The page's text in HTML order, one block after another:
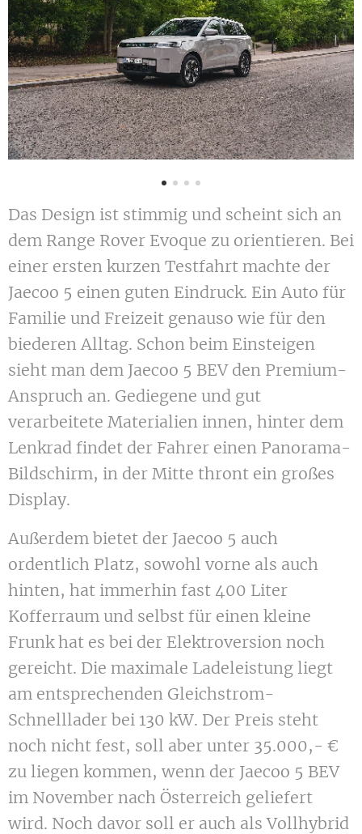
Das Design ist stimmig und scheint sich an
dem Range Rover Evoque zu orientieren. Bei
einer ersten kurzen Testfahrt machte der
Jaecoo 5 einen guten Eindruck. Ein Auto für
Familie und Freizeit genauso wie für den
biederen Alltag. Schon beim Einsteigen
sieht man dem Jaecoo 5 BEV den Premium-
Anspruch an. Gediegene und gut
verarbeitete Materialien innen, hinter dem
Lenkrad findet der Fahrer einen Panorama-
Bildschirm, in der Mitte thront ein großes
Display.
Außerdem bietet der Jaecoo 5 auch
ordentlich Platz, sowohl vorne als auch
hinten, hat immerhin fast 400 Liter
Kofferraum und selbst für einen kleine
Frunk hat es bei der Elektroversion noch
gereicht. Die maximale Ladeleistung liegt
am entsprechenden Gleichstrom-
Schnelllader bei 130 kW. Der Preis steht
noch nicht fest, soll aber unter 35.000,- €
zu liegen kommen, wenn der Jaecoo 5 BEV
im November nach Österreich geliefert
wird. Noch davor soll er auch als Vollhybrid